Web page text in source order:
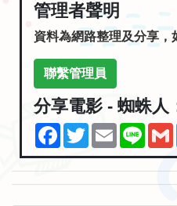
管理者聲明
資料為網路整理及分享，
聯繫管理員
分享電影 - 蜘蛛人
Facebook
TwitterEmailLine